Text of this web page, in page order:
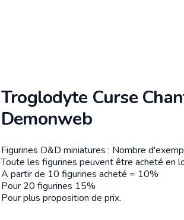
Troglodyte Curse
Demonweb
Description
Figurines D&D miniatures : Nombre
Toute les figurines peuvent être acheté en
A partir de 10 figurines acheté = 10%
Pour 20 figurines 15%
Pour plus proposition de prix.